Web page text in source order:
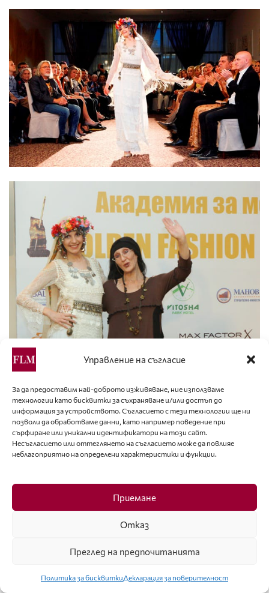
Управление на съгласие
За да предоставим най-доброто изживяване, ние използваме
технологии като бисквитки за съхраняване и/или достъп до
информация за устройството. Съгласието с тези технологии ще ни
позволи да обработваме данни, като например поведение при
сърфиране или уникални идентификатори на този сайт.
Несъгласието или оттеглянето на съгласието може да повлияе
неблагоприятно на определени характеристики и функции.
Приемане
Отказ
Преглед на предпочитанията
Политика за бисквиткиДекларация за поверителност